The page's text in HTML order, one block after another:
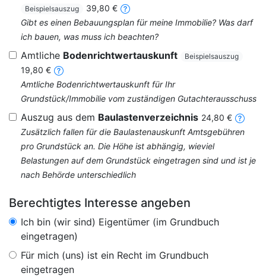
Beispielsauszug
39,80 €
Gibt es einen Bebauungsplan für meine Immobilie? Was darf
ich bauen, was muss ich beachten?
Amtliche Bodenrichtwertauskunft Beispielsauszug
19,80 €
Amtliche Bodenrichtwertauskunft für Ihr
Grundstück/Immobilie vom zuständigen Gutachterausschuss
Auszug aus dem Baulastenverzeichnis 24,80 €
Zusätzlich fallen für die Baulastenauskunft Amtsgebühren
pro Grundstück an. Die Höhe ist abhängig, wieviel
Belastungen auf dem Grundstück eingetragen sind und ist je
nach Behörde unterschiedlich
Berechtigtes Interesse angeben
Ich bin (wir sind) Eigentümer (im Grundbuch
eingetragen)
Für mich (uns) ist ein Recht im Grundbuch
eingetragen